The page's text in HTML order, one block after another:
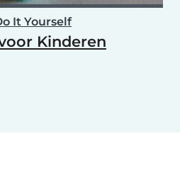
It Yourself
Kinderen